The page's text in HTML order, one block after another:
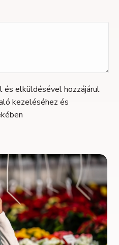
elküldésével hozzájárul
kezeléséhez és